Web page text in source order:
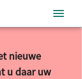
nieuwe
u daar uw